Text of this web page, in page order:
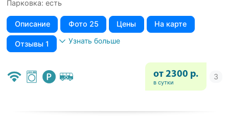
Парковка: есть
Описание Фото 25 Цены На карте
Отзывы 1 Узнать больше
от 2300 р.
в сутки